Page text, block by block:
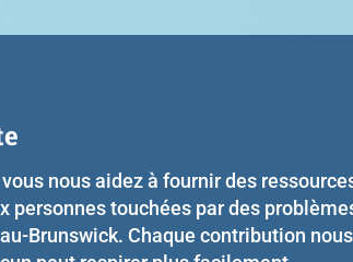
nous aidez à fournir des
personnes touchées par des
Brunswick. Chaque contribution nous